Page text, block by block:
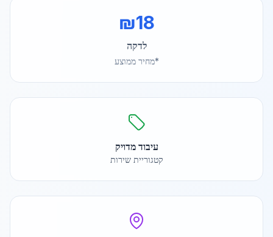
₪18
לדקה
*מחיר ממוצע
עיבוד מדויק
קטגוריית שירות